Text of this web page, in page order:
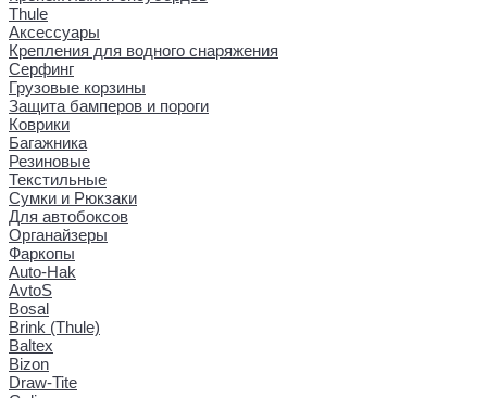
Thule
Аксессуары
Крепления для водного снаряжения
Серфинг
Грузовые корзины
Защита бамперов и пороги
Коврики
Багажника
Резиновые
Текстильные
Сумки и Рюкзаки
Для автобоксов
Органайзеры
Фаркопы
Auto-Hak
AvtoS
Bosal
Brink (Thule)
Baltex
Bizon
Draw-Tite